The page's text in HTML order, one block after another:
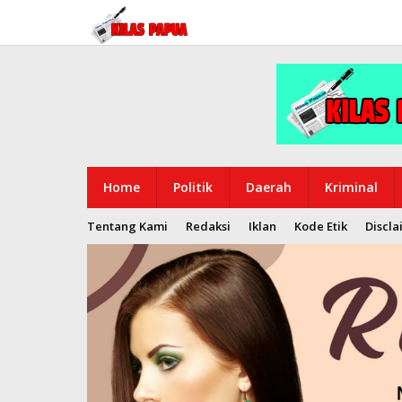
konten
Home Politik Daerah Kriminal
Tentang Kami Redaksi Iklan Kode Etik